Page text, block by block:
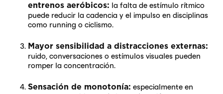
entrenos aeróbicos: la falta de estímulo rítmico
puede reducir la cadencia y el impulso en disciplinas
como running o ciclismo.
Mayor sensibilidad a distracciones externas:
ruido, conversaciones o estímulos visuales pueden
romper la concentración.
Sensación de monotonía: especialmente en